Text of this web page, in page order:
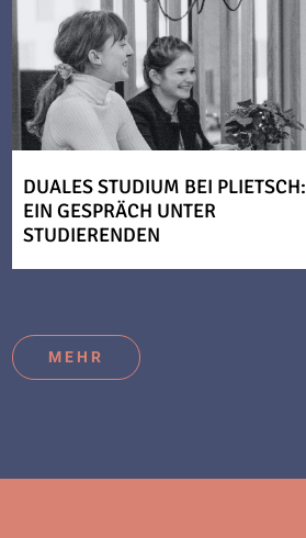
DUALES STUDIUM BEI PLIETSCH:
EIN GESPRÄCH UNTER
STUDIERENDEN
MEHR